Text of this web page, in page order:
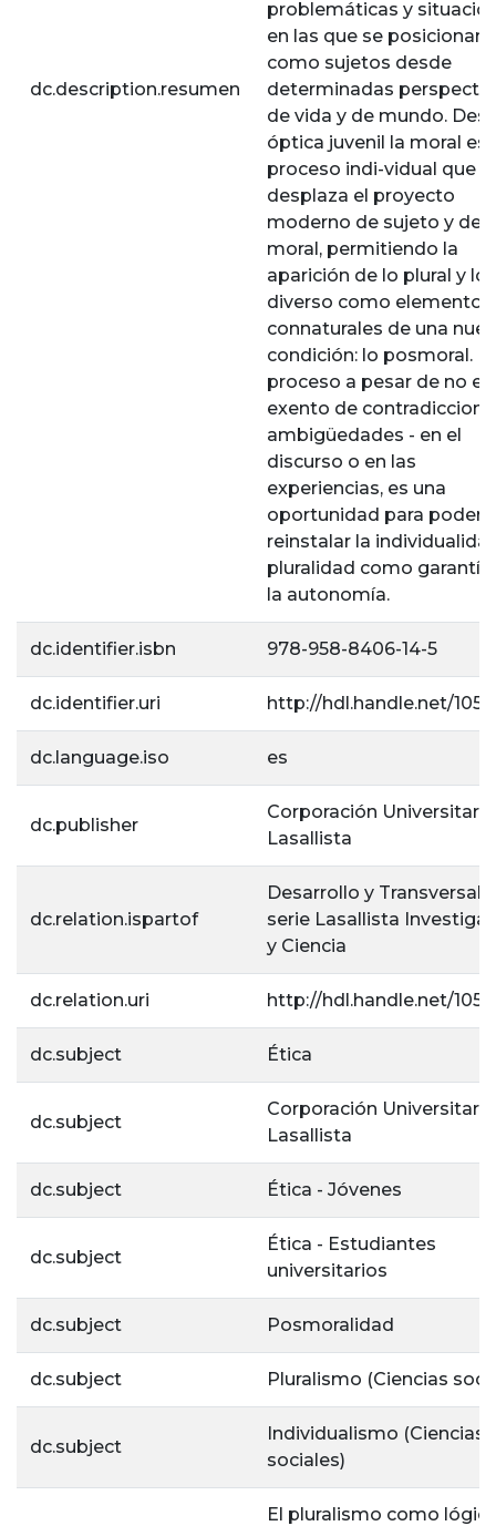
dc.description.resumen
problemáticas y
en las que se posicionan
como sujetos desde
determinadas
de vida y de mundo.
óptica juvenil la moral es
proceso indi-vidual que
desplaza el proyecto
moderno de sujeto y de
moral, permitiendo la
aparición de lo plural y lo
diverso como elementos
connaturales de una
condición: lo posmoral.
proceso a pesar de no
exento de
ambigüedades - en el
discurso o en las
experiencias, es una
oportunidad para poder
reinstalar la
pluralidad como garantía
la autonomía.
dc.identifier.isbn 978-958-8406-14-5
dc.identifier.uri http://hdl.handle.net/
dc.language.iso es
dc.publisher
Corporación Universitaria
Lasallista
dc.relation.ispartof
Desarrollo y
serie Lasallista
y Ciencia
dc.relation.uri http://hdl.handle.net/
dc.subject Ética
dc.subject
Corporación Universitaria
Lasallista
dc.subject Ética - Jóvenes
dc.subject
Ética - Estudiantes
universitarios
dc.subject Posmoralidad
dc.subject Pluralismo (Ciencias
dc.subject
Individualismo (Ciencias
sociales)
El pluralismo como